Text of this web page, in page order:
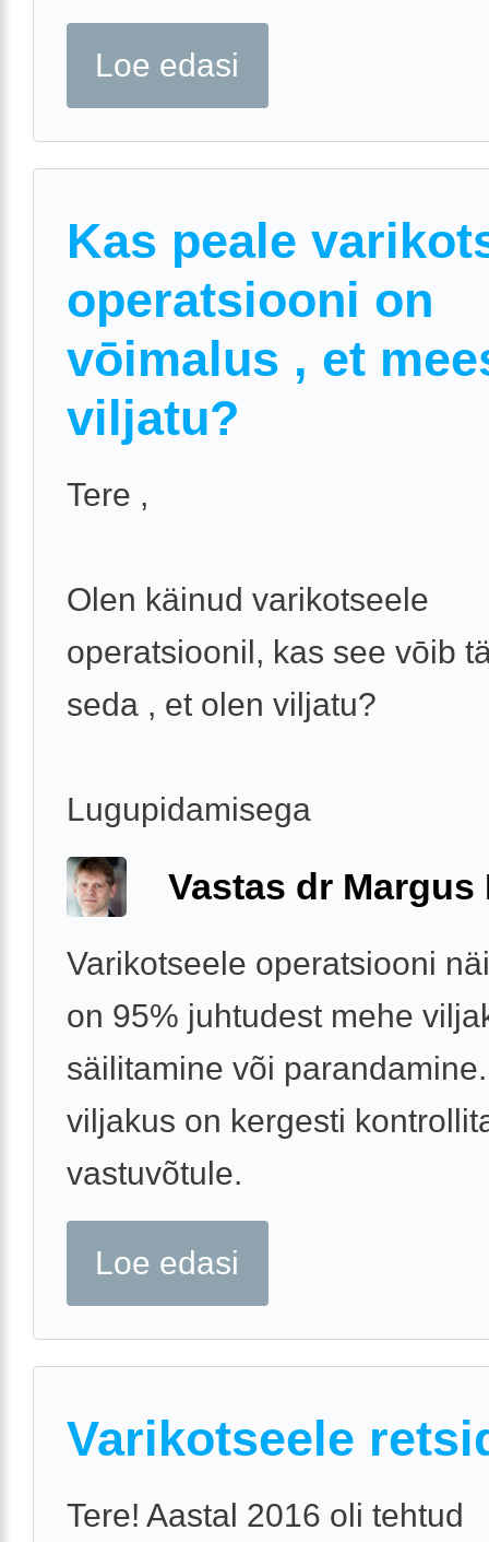
Loe edasi
Kas peale
operatsiooni on
vōimalus , et
viljatu?
Tere ,
Olen käinud varikotseele
operatsioonil, kas see vōib
seda , et olen viljatu?
Lugupidamisega
Vastas dr Margus
Varikotseele operatsiooni
on 95% juhtudest mehe
säilitamine või
viljakus on kergesti
vastuvõtule.
Loe edasi
Varikotseele
Tere! Aastal 2016 oli tehtud